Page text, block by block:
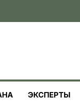
ЭКСПЕРТЫ